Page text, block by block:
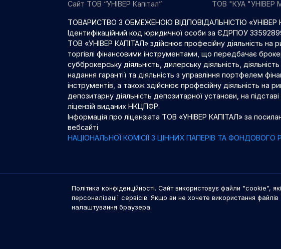
Сайт ТОВ “УНІВЕР Капітал”
ТОВ "КУА
ТОВАРИСТВО З ОБМЕЖЕНОЮ ВІДПОВІДАЛЬНІСТЮ «УНІВЕР
Ідентифікаційний код юридичної особи за ЄДРПОУ
ТОВ «УНІВЕР КАПІТАЛ» здійснює професійну діяльність на
торгівлі фінансовими інструментами, що передбачає
субброкерську діяльність, дилерську діяльність,
надання гарантії та діяльність з управління портфелем
інструментів, а також здійснює професійну діяльність на
депозитарну діяльність депозитарної установи, на підставі
ліцензій виданих НКЦПФР.
Інформація про ліцензіата ТОВ «УНІВЕР КАПІТАЛ» за
вебсайті
НАЦІОНАЛЬНОЇ КОМІСІЇ З ЦІННИХ ПАПЕРІВ ТА ФОНДОВОГО
Політика конфіденційності. Сайт використовує файли "cookie",
персоналізації сервісів. Якщо ви не хочете використання файлів
налаштування браузера.